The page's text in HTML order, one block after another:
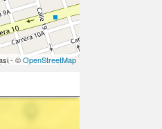
- ©OpenStreetMap